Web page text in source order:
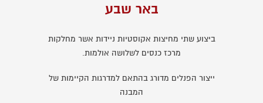
באר שבע
ביצוע שתי מחיצות אקוסטיות ניידות אשר מחלקות
מרכז כנסים לשלושה אולמות.
ייצור הפנלים מדורג בהתאם למדרגות הקיימות של
המבנה